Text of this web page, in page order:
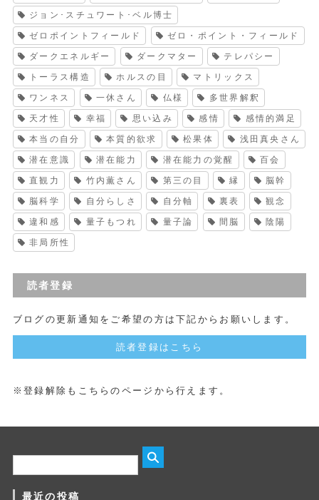
ジョン･スチュワート･ベル博士
ゼロポイントフィールド ゼロ・ポイント・フィールド
ダークエネルギー ダークマター テレパシー
トーラス構造 ホルスの目 マトリックス
ワンネス 一休さん 仏様 多世界解釈
天才性 幸福 思い込み 感情 感情的満足
本当の自分 本質的欲求 松果体 浅田真央さん
潜在意識 潜在能力 潜在能力の覚醒 百会
直観力 竹内薫さん 第三の目 縁 脳幹
脳科学 自分らしさ 自分軸 裏表 観念
違和感 量子もつれ 量子論 間脳 陰陽
非局所性
読者登録
ブログの更新通知をご希望の方は下記からお願いします。
読者登録はこちら
※登録解除もこちらのページから行えます。
最近の投稿